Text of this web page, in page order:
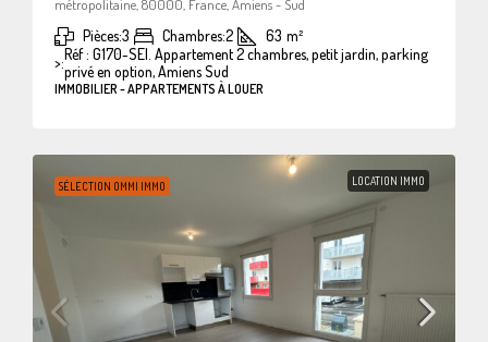
métropolitaine, 80000, France, Amiens - Sud
Pièces:3 Chambres:2 63 m²
>:Réf : G170-SEI. Appartement 2 chambres, petit jardin, parking
privé en option, Amiens Sud
IMMOBILIER - APPARTEMENTS À LOUER
SÉLECTION OMMI IMMO LOCATION IMMO